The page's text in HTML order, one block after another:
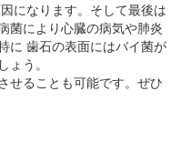
になります。そして最後は
菌により心臓の病気や肺炎
に 歯石の表面にはバイ菌が
ょう。
せることも可能です。ぜひ